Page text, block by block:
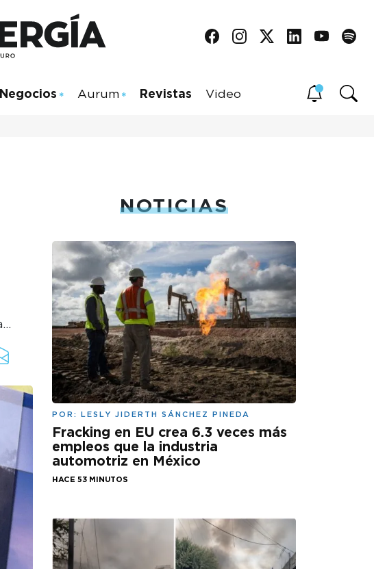
Negocios Aurum Revistas Video
NOTICIAS
POR: LESLY JIDERTH SÁNCHEZ PINEDA
Fracking en EU crea 6.3 veces más
empleos que la industria
automotriz en México
HACE 53 MINUTOS